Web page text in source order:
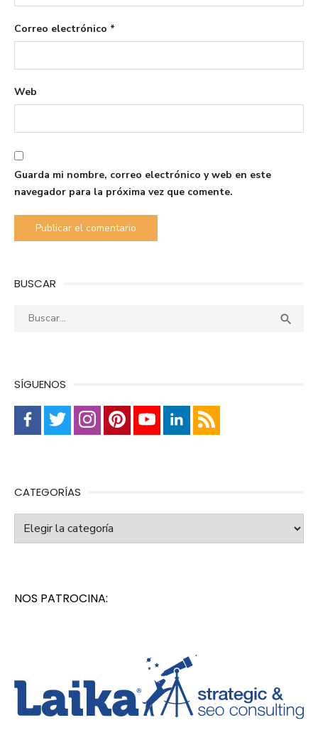
Correo electrónico *
Web
Guarda mi nombre, correo electrónico y web en este
navegador para la próxima vez que comente.
BUSCAR
Buscar: 
SÍGUENOS
CATEGORÍAS
Categorías
NOS PATROCINA: